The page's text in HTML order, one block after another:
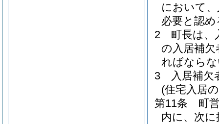
において
必要と認
2
町長は、
の入居補
ればなら
3
入居補欠
(住宅入居
第11条
町
内に、次